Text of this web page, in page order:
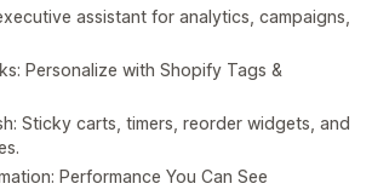
assistant for analytics, campaigns,
Personalize with Shopify Tags &
Sticky carts, timers, reorder widgets, and
Performance You Can See